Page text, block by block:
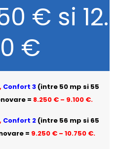
€ si 12.
€
Confort 3(intre 50 mp si 55
= 8.250 € – 9.100 €.
Confort 2(intre 56 mp si 65
= 9.250 € – 10.750 €.